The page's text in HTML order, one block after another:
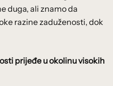
duga, ali znamo da
razine zaduženosti, dok
prijeđe u okolinu visokih